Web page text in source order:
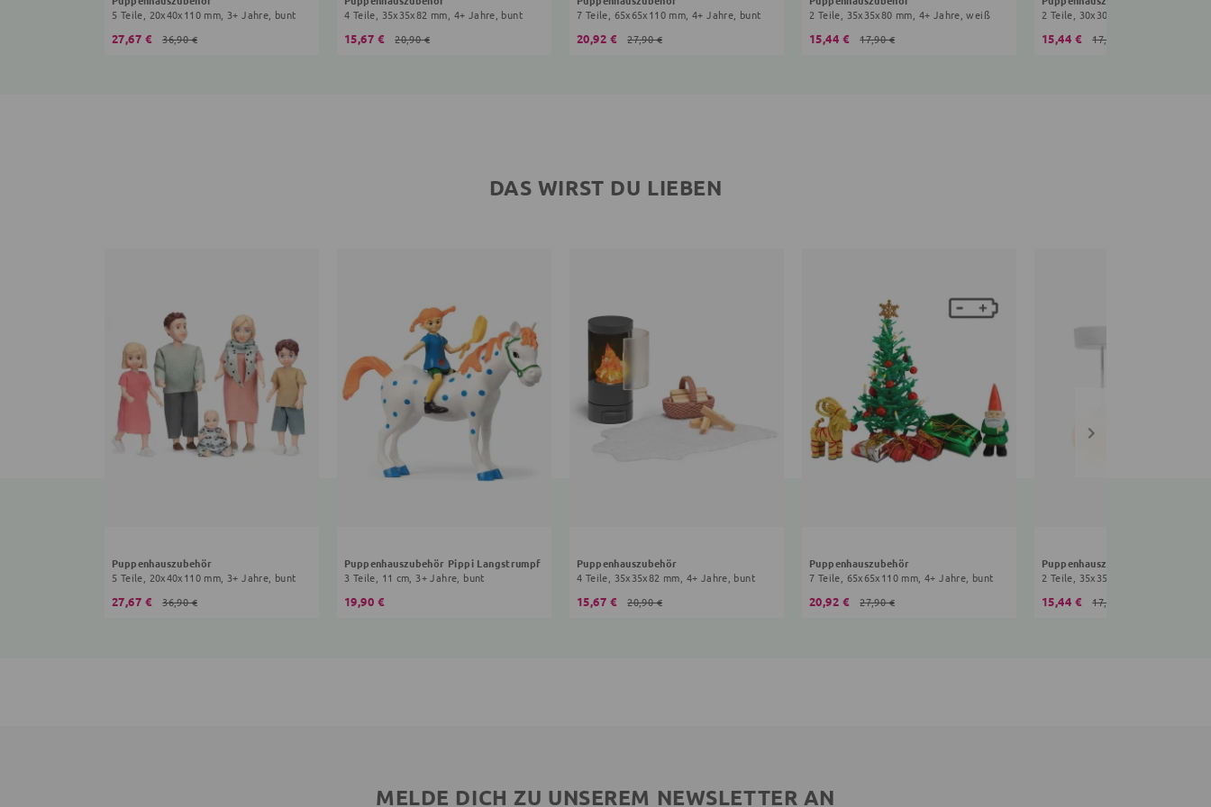
5 Teile, 20x40x110 mm, 3+ Jahre, bunt
27,67 € 36,90 €
4 Teile, 35x35x82 mm, 4+ Jahre, bunt
15,67 € 20,90 €
7 Teile, 65x65x110 mm, 4+ Jahre, bunt
20,92 € 27,90 €
2 Teile, 35x35x80 mm, 4+ Jahre, weiß
15,44 € 17,90 €
2 Teile, 30x30x90 mm, 4+ Jahre,
15,44 € 17,90 €
DAS WIRST DU LIEBEN
Puppenhauszubehör
5 Teile, 20x40x110 mm, 3+ Jahre, bunt
27,67 € 36,90 €
Puppenhauszubehör Pippi Langstrumpf
3 Teile, 11 cm, 3+ Jahre, bunt
19,90 €
Puppenhauszubehör
4 Teile, 35x35x82 mm, 4+ Jahre, bunt
15,67 € 20,90 €
Puppenhauszubehör
7 Teile, 65x65x110 mm, 4+ Jahre, bunt
20,92 € 27,90 €
Puppenhauszubehör
2 Teile, 35x35x80 mm, 4+ Jahre,
15,44 € 17,90 €
MELDE DICH ZU UNSEREM NEWSLETTER AN